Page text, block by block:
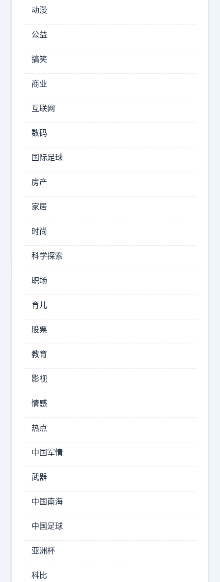
姆
经
4
岁
，
2026-
06
疾
预
说
名
奎
尔
-
奥
尼
尔
在
采
访
中
动漫
公益
搞笑
商业
互联网
数码
国际足球
房产
家居
时尚
科学探索
职场
育儿
股票
教育
影视
情感
热点
中国军情
武器
中国南海
中国足球
亚洲杯
科比